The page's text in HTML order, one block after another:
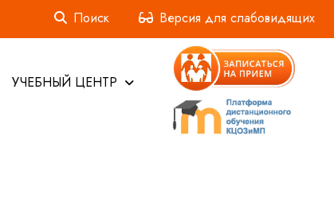
Поиск Версия для слабовидящих
УЧЕБНЫЙ ЦЕНТР